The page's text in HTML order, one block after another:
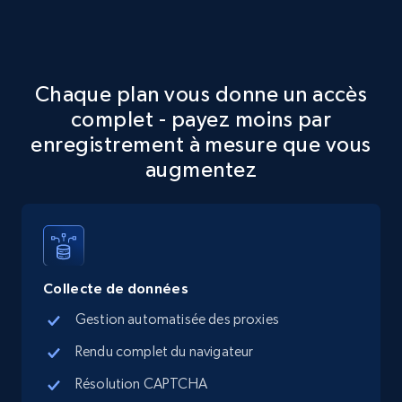
Place id, URL, Country, Name, Category,
Address, Description, Business details, and
more.
Google Maps full information - discover
Place id, URL, Country, Name, Category,
Address, Description, Business details, and
Chaque plan vous donne un accès
complet - payez moins par
enregistrement à mesure que vous
augmentez
Collecte de données
Gestion automatisée des proxies
Rendu complet du navigateur
Résolution CAPTCHA